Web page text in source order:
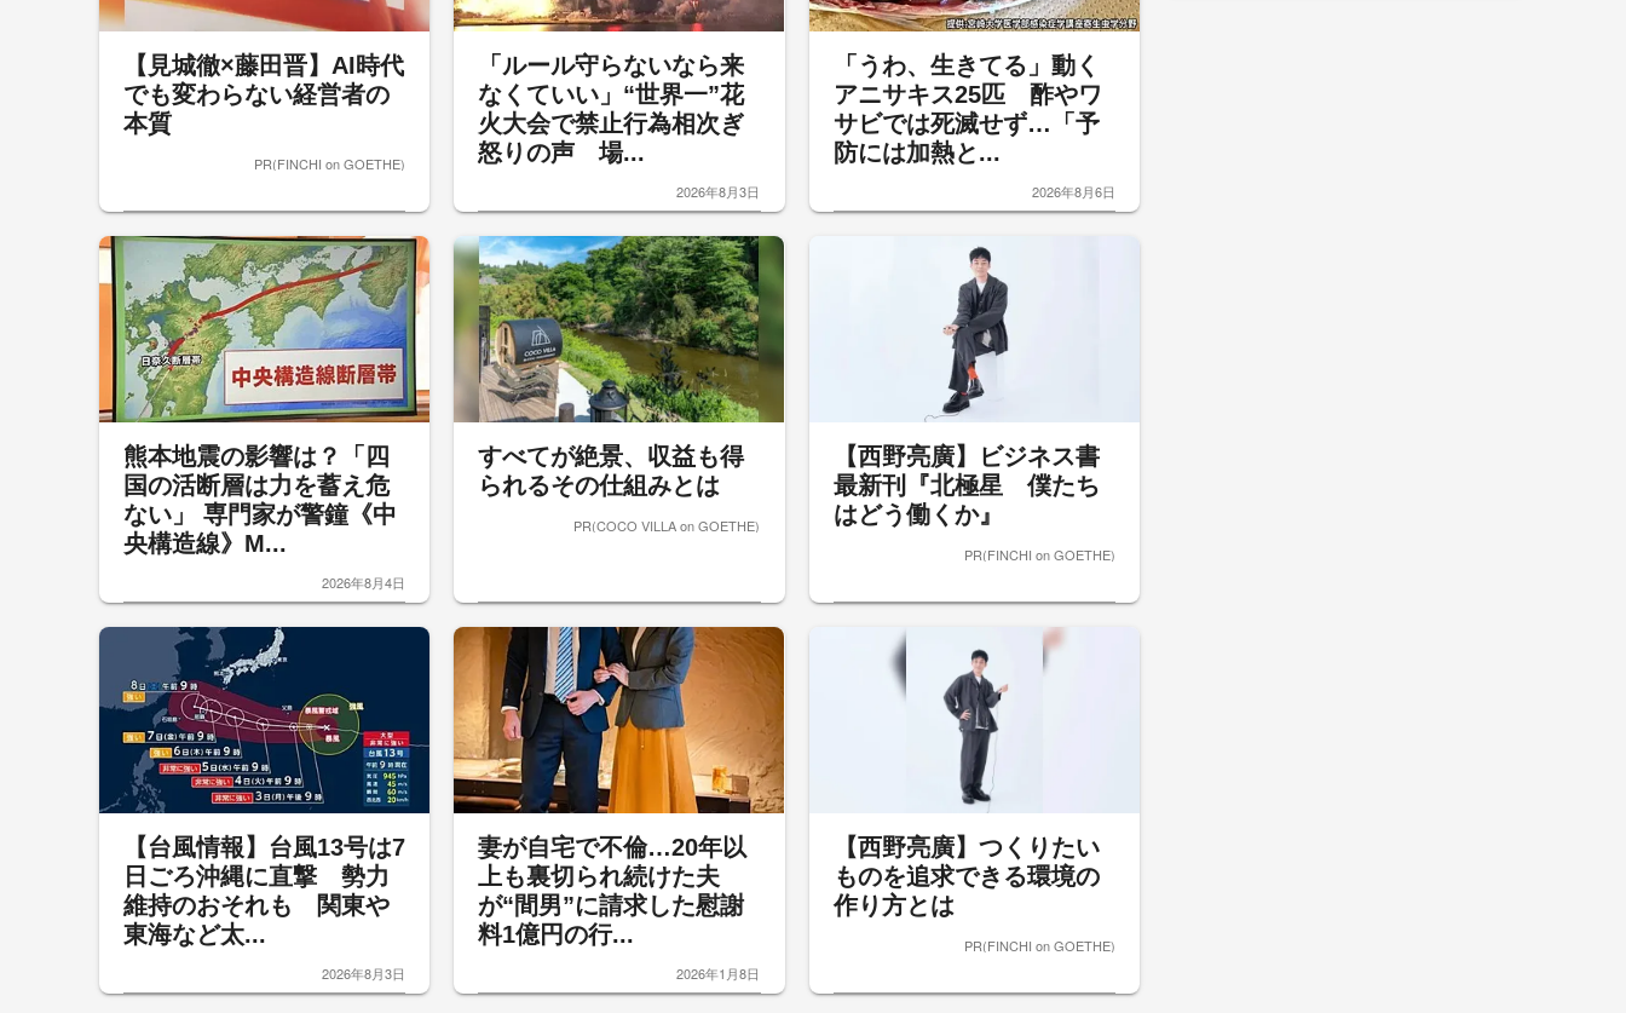
【見城徹×藤田晋】AI時代
でも変わらない経営者の
本質
PR(FINCHI on GOETHE)
「ルール守らないなら来
なくていい」“世界一”花
火大会で禁止行為相次ぎ
怒りの声 場...
2026年8月3日
「うわ、生きてる」動く
アニサキス25匹 酢やワ
サビでは死滅せず…「予
防には加熱と...
2026年8月6日
熊本地震の影響は？「四
国の活断層は力を蓄え危
ない」 専門家が警鐘《中
央構造線》M...
2026年8月4日
すべてが絶景、収益も得
られるその仕組みとは
PR(COCO VILLA on GOETHE)
【西野亮廣】ビジネス書
最新刊『北極星 僕たち
はどう働くか』
PR(FINCHI on GOETHE)
【台風情報】台風13号は7
日ごろ沖縄に直撃 勢力
維持のおそれも 関東や
東海など太...
2026年8月3日
妻が自宅で不倫…20年以
上も裏切られ続けた夫
が“間男”に請求した慰謝
料1億円の行...
2026年1月8日
【西野亮廣】つくりたい
ものを追求できる環境の
作り方とは
PR(FINCHI on GOETHE)